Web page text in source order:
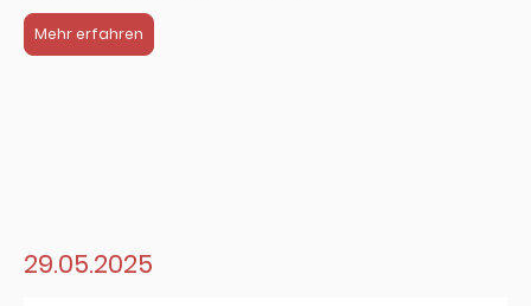
Mehr erfahren
29.05.2025